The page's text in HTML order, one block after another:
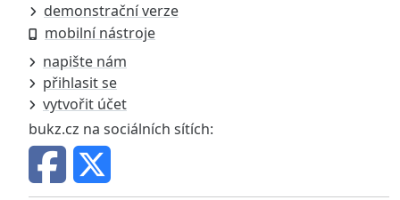
demonstrační verze
mobilní nástroje
napište nám
přihlasit se
vytvořit účet
bukz.cz na sociálních sítích: